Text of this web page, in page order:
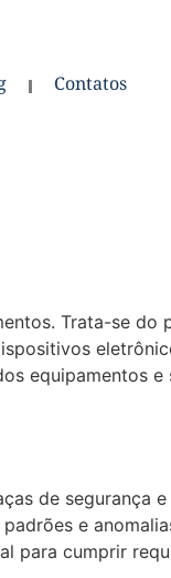
Contatos
Trata-se do
equipamentos e
de segurança
e
para cumprir